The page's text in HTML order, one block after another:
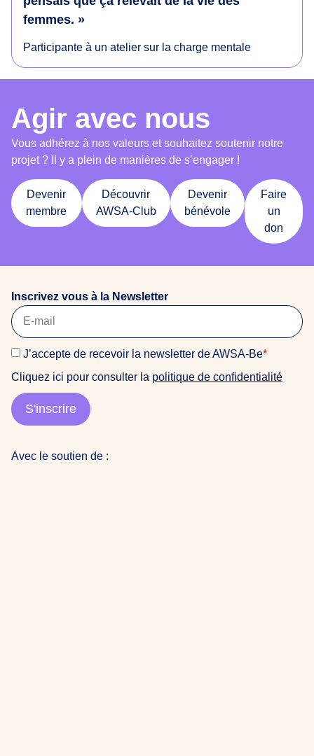
femmes. »
Participante à un atelier sur la charge mentale
Agir avec nous
Vous adhérez à nos valeurs et souhaitez soutenir notre
projet ? Il y a plein de manières de s’engager !
Devenir
membre
Découvrir
AWSA-Club
Devenir
bénévole
Faire
un
don
Avec le soutien de :
Inscrivez vous à la Newsletter
J’accepte de recevoir la newsletter de AWSA-Be*
Cliquez ici pour consulter la politique de confidentialité
S'inscrire